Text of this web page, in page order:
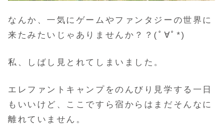
なんか、一気にゲームやファンタジーの世界に
来たみたいじゃありませんか？？(ﾟ∀ﾟ*)
私、しばし見とれてしまいました。
エレファントキャンプをのんびり見学する一日
もいいけど、ここですら宿からはまだそんなに
離れていません。